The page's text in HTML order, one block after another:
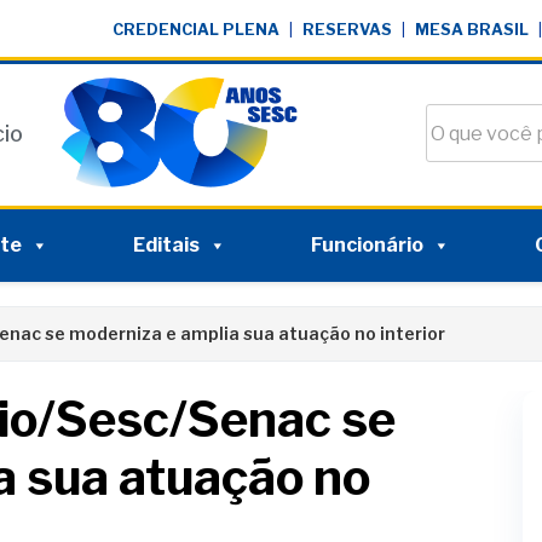
CREDENCIAL PLENA RESERVAS MESA BRASIL
Editais Funcionário
se moderniza e amplia sua atuação no interior
Sesc/Senac se
sua atuação no